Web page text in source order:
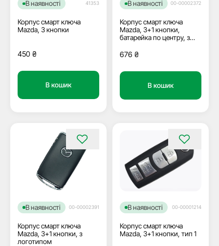
В наявності 41353
Корпус смарт ключа
Mazda, 3 кнопки
450 ₴
В кошик
В наявності 00-00002372
Корпус смарт ключа
Mazda, 3+1 кнопки,
батарейка по центру, з
676 ₴
В кошик
В наявності 00-00002391
Корпус смарт ключа
Mazda, 3+1 кнопки, з
логотипом
В наявності 00-00001214
Корпус смарт ключа
Mazda, 3+1 кнопки, тип 1